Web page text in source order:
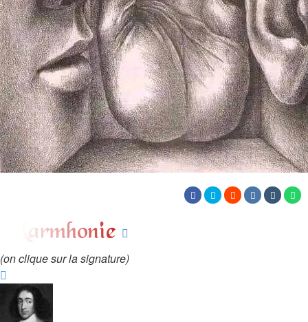
(on clique sur la signature)